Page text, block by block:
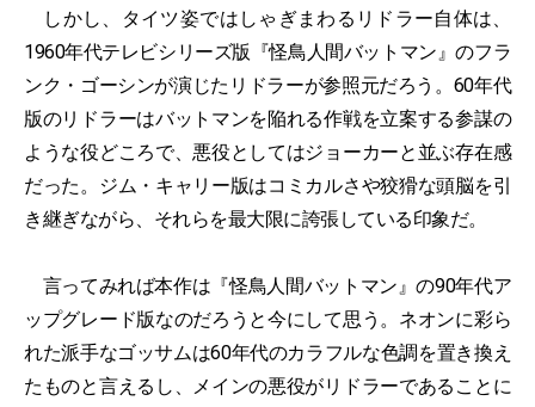
しかし、タイツ姿ではしゃぎまわるリドラー自体は、
1960年代テレビシリーズ版『怪鳥人間バットマン』のフラ
ンク・ゴーシンが演じたリドラーが参照元だろう。60年代
版のリドラーはバットマンを陥れる作戦を立案する参謀の
ような役どころで、悪役としてはジョーカーと並ぶ存在感
だった。ジム・キャリー版はコミカルさや狡猾な頭脳を引
き継ぎながら、それらを最大限に誇張している印象だ。
言ってみれば本作は『怪鳥人間バットマン』の90年代ア
ップグレード版なのだろうと今にして思う。ネオンに彩ら
れた派手なゴッサムは60年代のカラフルな色調を置き換え
たものと言えるし、メインの悪役がリドラーであることに